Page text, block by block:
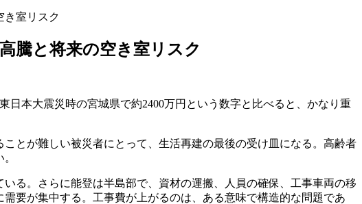
き室リスク
騰と将来の空き室リスク
日本大震災時の宮城県で約2400万円という数字と比べると、かなり重
とが難しい被災者にとって、生活再建の最後の受け皿になる。高齢者
る。さらに能登は半島部で、資材の運搬、人員の確保、工事車両の移
要が集中する。工事費が上がるのは、ある意味で構造的な問題であ